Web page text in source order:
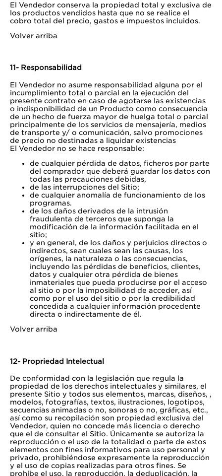
El Vendedor conserva la propiedad total y exclusiva de
los productos vendidos hasta que no se realice el
cobro total del precio, gastos e impuestos incluidos.
Volver arriba
11- Responsabilidad
El Vendedor no asume responsabilidad alguna por el
incumplimiento total o parcial en la ejecución del
presente contrato en caso de agotarse las existencias
o indisponibilidad de un Producto como consecuencia
de un hecho de fuerza mayor de huelga total o parcial
principalmente de los servicios de mensajería, medios
de transporte y/ o comunicación, salvo promociones
de precio no destinadas a liquidar existencias
El Vendedor no se hace responsable:
de cualquier pérdida de datos, ficheros por parte
del comprador que deberá guardar los datos con
todas las precauciones debidas,
de las interrupciones del Sitio;
de cualquier anomalía de funcionamiento de los
programas.
de los daños derivados de la intrusión
fraudulenta de terceros que suponga la
modificación de la información facilitada en el
sitio;
y en general, de los daños y perjuicios directos o
indirectos, sean cuales sean las causas, los
orígenes, la naturaleza o las consecuencias,
incluyendo las pérdidas de beneficios, clientes,
datos y cualquier otra pérdida de bienes
inmateriales que pueda producirse por el acceso
al sitio o por la imposibilidad de acceder, así
como por el uso del sitio o por la credibilidad
concedida a cualquier información procedente
directa o indirectamente de él.
Volver arriba
12- Propriedad Intelectual
De conformidad con la legislación que regula la
propiedad de los derechos intelectuales y similares, el
presente Sitio y todos sus elementos, marcas, diseños, ,
modelos, fotografías, textos, ilustraciones, logotipos,
secuencias animadas o no, sonoras o no, gráficas, etc.,
así como su recopilación son propiedad exclusiva del
Vendedor, quien no concede más licencia o derecho
que el de consultar el Sitio. Únicamente se autoriza la
reproducción o el uso de la totalidad o parte de estos
elementos con fines informativos para uso personal y
privado, prohibiéndose expresamente la reproducción
y el uso de copias realizadas para otros fines. Se
prohíbe el uso, la reproducción, la deduplicación, la